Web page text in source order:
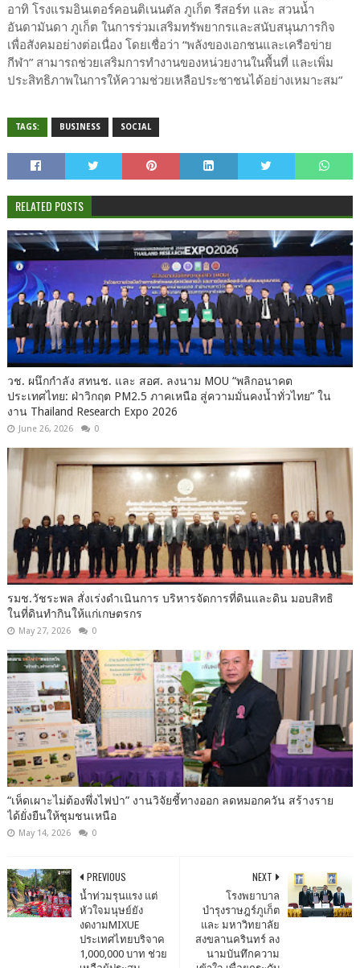
อาทิ โรงแรมอินเตอร์คอนติเนนตัล ภูเก็ต รีสอร์ท และ สวนน้ำ
อันดามันดา ภูเก็ต ในการร่วมเสริมทรัพยากรและสนับสนุนภารกิจ
เพื่อสังคมอย่างต่อเนื่อง โดยเชื่อว่า “พลังของเอกชนและเครือข่าย
กีฬา” สามารถช่วยเสริมการทำงานของหน่วยงานในพื้นที่ และเพิ่ม
ประสิทธิภาพในการให้ความช่วยเหลือประชาชนได้อย่างเหมาะสม”
TAGS: BUSINESS SOCIAL
RELATED POSTS
วช. ผนึกกำลัง สทนช. และ สอศ. ลงนาม MOU “พลิกอนาคต
ประเทศไทย: ฝ่าวิกฤต PM2.5 ภาคเหนือ สู่ความมั่นคงน้ำทั่วไทย” ใน
งาน Thailand Research Expo 2026
June 26, 2026 0
รมช.วัชระพล สั่งเร่งดำเนินการ บริหารจัดการที่ดินและดิน มอบสิทธิ
ในที่ดินทำกินให้แก่เกษตรกร
May 27, 2026 0
“เห็ดเผาะไม่ต้องพึ่งไฟป่า” งานวิจัยชี้ทางออก ลดหมอกควัน สร้างราย
ได้ยั่งยืนให้ชุมชนเหนือ
May 14, 2026 0
NEXT
โรงพยาบาล
บำรุงราษฎร์ภูเก็ต
และ มหาวิทยาลัย
สงขลานครินทร์ ลง
นามบันทึกความ
PREVIOUS
น้ำท่วมรุนแรง แต่
หัวใจมนุษย์ยัง
งดงามMIXUE
ประเทศไทยบริจาค
1,000,000 บาท ช่วย